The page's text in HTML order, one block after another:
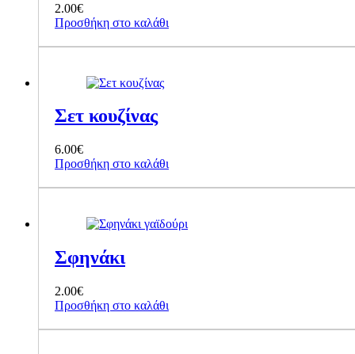
2.00€
Προσθήκη στο καλάθι
Σετ κουζίνας
6.00€
Προσθήκη στο καλάθι
Σφηνάκι
2.00€
Προσθήκη στο καλάθι